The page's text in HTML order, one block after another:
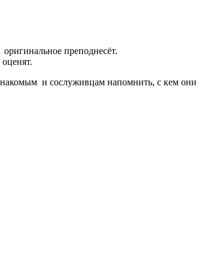
преподнесёт.
и сослуживцам напомнить, с кем они